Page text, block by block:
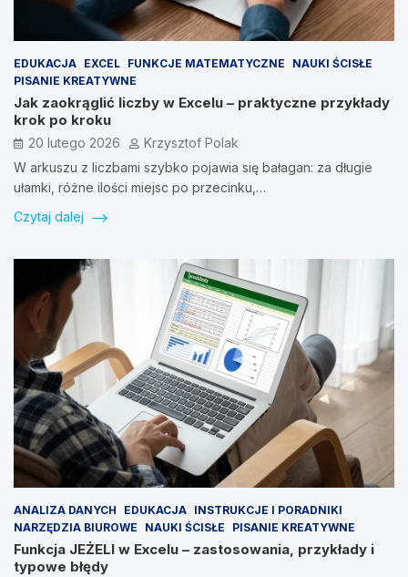
EDUKACJA EXCEL FUNKCJE MATEMATYCZNE
NAUKI ŚCISŁE
PISANIE KREATYWNE
Jak zaokrąglić liczby w Excelu – praktyczne przykłady
krok po kroku
20 lutego 2026
Krzysztof Polak
W arkuszu z liczbami szybko pojawia się bałagan: za długie
ułamki, różne ilości miejsc po przecinku,…
Czytaj dalej
ANALIZA DANYCH EDUKACJA INSTRUKCJE I PORADNIKI
NARZĘDZIA BIUROWE
NAUKI ŚCISŁE PISANIE KREATYWNE
Funkcja JEŻELI w Excelu – zastosowania, przykłady i
typowe błędy